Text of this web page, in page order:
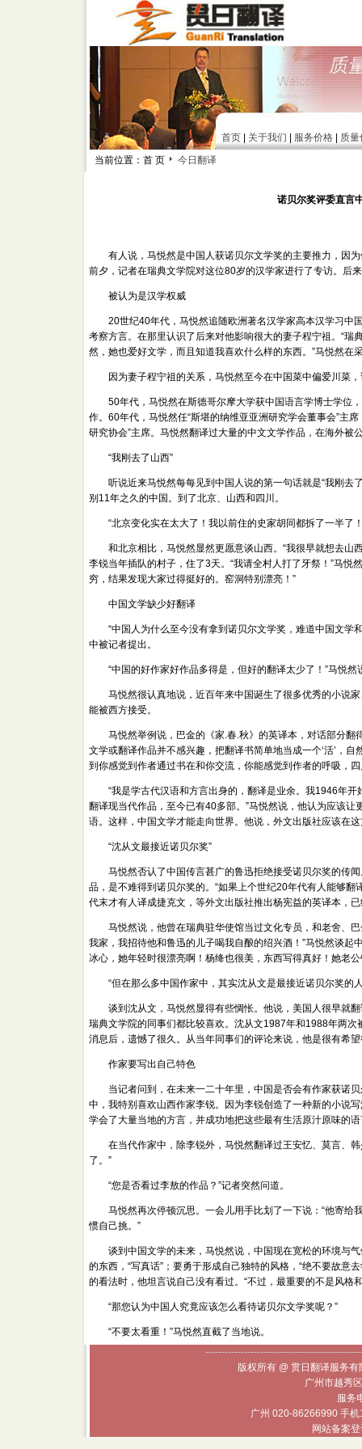
首页 关于我们 服务价格
质量
当前位置：首 页
今日翻译
诺贝尔奖评委直言
有人说，马悦然是中国人获诺贝尔文学奖的主要推力，因为
前夕，记者在瑞典文学院对这位80岁的汉学家进行了专访。后
被认为是汉学权威
20世纪40年代，马悦然追随欧洲著名汉学家高本汉学习中
考察方言。在那里认识了后来对他影响很大的妻子程宁祖。“
然，她也爱好文学，而且知道我喜欢什么样的东西。”马悦然在
因为妻子程宁祖的关系，马悦然至今在中国菜中偏爱川菜，
50年代，马悦然在斯德哥尔摩大学获中国语言学博士学位
作。60年代，马悦然任“斯堪的纳维亚亚洲研究学会董事会”主
研究协会”主席。马悦然翻译过大量的中文文学作品，在海外被
“我刚去了山西”
听说近来马悦然每每见到中国人说的第一句话就是“我刚去
别11年之久的中国。到了北京、山西和四川。
“北京变化实在太大了！我以前住的史家胡同都拆了一半了
和北京相比，马悦然显然更愿意谈山西。“我很早就想去山
李锐当年插队的村子，住了3天。“我请全村人打了牙祭！”马悦
穷，结果发现大家过得挺好的。窑洞特别漂亮！”
中国文学缺少好翻译
“中国人为什么至今没有拿到诺贝尔文学奖，难道中国文学
中被记者提出。
“中国的好作家好作品多得是，但好的翻译太少了！”马悦然
马悦然很认真地说，近百年来中国诞生了很多优秀的小说家
能被西方接受。
马悦然举例说，巴金的《家.春.秋》的英译本，对话部分翻
文学或翻译作品并不感兴趣，把翻译书简单地当成一个‘活’，
到你感觉到作者通过书在和你交流，你能感觉到作者的呼吸，四
“我是学古代汉语和方言出身的，翻译是业余。我1946年开
翻译现当代作品，至今已有40多部。”马悦然说，他认为应该
语。这样，中国文学才能走向世界。他说，外文出版社应该在
“沈从文最接近诺贝尔奖”
马悦然否认了中国传言甚广的鲁迅拒绝接受诺贝尔奖的传闻
品，是不难得到诺贝尔奖的。“如果上个世纪20年代有人能够
代末才有人译成捷克文，等外文出版社推出杨宪益的英译本，
马悦然说，他曾在瑞典驻华使馆当过文化专员，和老舍、巴
我家，我招待他和鲁迅的儿子喝我自酿的绍兴酒！”马悦然谈起
冰心，她年轻时很漂亮啊！杨绛也很美，东西写得真好！她老
“但在那么多中国作家中，其实沈从文是最接近诺贝尔奖的
谈到沈从文，马悦然显得有些惆怅。他说，美国人很早就翻
瑞典文学院的同事们都比较喜欢。沈从文1987年和1988年两
消息后，遗憾了很久。从当年同事们的评论来说，他是很有希望
作家要写出自己特色
当记者问到，在未来一二十年里，中国是否会有作家获诺贝
中，我特别喜欢山西作家李锐。因为李锐创造了一种新的小说
学会了大量当地的方言，并成功地把这些最有生活原汁原味的
在当代作家中，除李锐外，马悦然翻译过王安忆、莫言、韩
了。”
“您是否看过李敖的作品？”记者突然问道。
马悦然再次停顿沉思。一会儿用手比划了一下说：“他寄给
惯自己挑。”
谈到中国文学的未来，马悦然说，中国现在宽松的环境与气
的东西，“写真话”；要勇于形成自己独特的风格，“绝不要故意
的看法时，他坦言说自己没有看过。“不过，最重要的不是风格
“那您认为中国人究竟应该怎么看待诺贝尔文学奖呢？”
“不要太看重！”马悦然直截了当地说。
版权所有 @ 贯日翻译服务
广州市越秀
服务
广州 020-86266990 手
网站备案